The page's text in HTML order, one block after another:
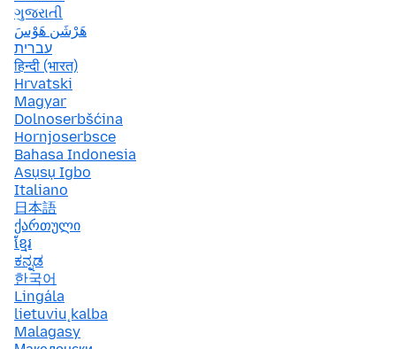
ગુજરાતી
هَرْشَن هَوْسَ
עברית
हिन्दी (भारत)
Hrvatski
Magyar
Dolnoserbšćina
Hornjoserbsce
Bahasa Indonesia
Asụsụ Igbo
Italiano
日本語
ქართული
ខ្មែរ
ಕನ್ನಡ
한국어
Lingála
lietuvių kalba
Malagasy